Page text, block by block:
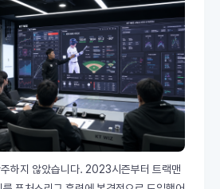
하지 않았습니다. 2023시즌부터 트랙맨